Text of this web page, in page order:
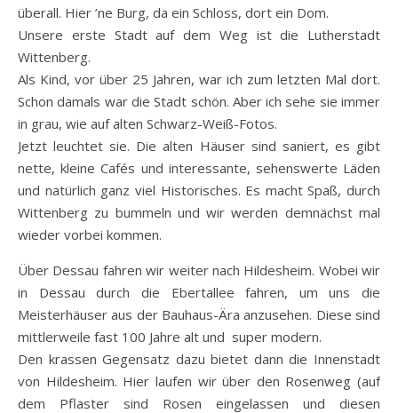
überall. Hier ’ne Burg, da ein Schloss, dort ein Dom.
Unsere erste Stadt auf dem Weg ist die Lutherstadt
Wittenberg.
Als Kind, vor über 25 Jahren, war ich zum letzten Mal dort.
Schon damals war die Stadt schön. Aber ich sehe sie immer
in grau, wie auf alten Schwarz-Weiß-Fotos.
Jetzt leuchtet sie. Die alten Häuser sind saniert, es gibt
nette, kleine Cafés und interessante, sehenswerte Läden
und natürlich ganz viel Historisches. Es macht Spaß, durch
Wittenberg zu bummeln und wir werden demnächst mal
wieder vorbei kommen.
Über Dessau fahren wir weiter nach Hildesheim. Wobei wir
in Dessau durch die Ebertallee fahren, um uns die
Meisterhäuser aus der Bauhaus-Ära anzusehen. Diese sind
mittlerweile fast 100 Jahre alt und super modern.
Den krassen Gegensatz dazu bietet dann die Innenstadt
von Hildesheim. Hier laufen wir über den Rosenweg (auf
dem Pflaster sind Rosen eingelassen und diesen